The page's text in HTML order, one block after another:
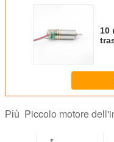
10
Più Piccolo motore